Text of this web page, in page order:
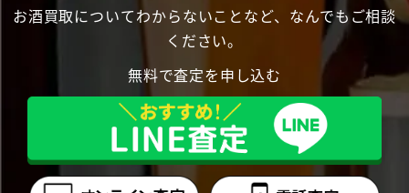
お酒買取についてわからないことなど、なんでもご相談
ください。
無料で査定を申し込む